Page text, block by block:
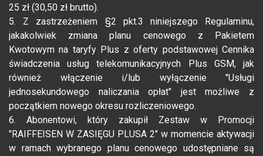
25 zł (30,50 zł brutto).
5. Z zastrzeżeniem §2 pkt.3 niniejszego Regulaminu,
jakakolwiek zmiana planu cenowego z Pakietem
Kwotowym na taryfy Plus z oferty podstawowej Cennika
świadczenia usług telekomunikacyjnych Plus GSM, jak
również włączenie i/lub wyłączenie "Usługi
jednosekundowego naliczania opłat" jest możliwe z
początkiem nowego okresu rozliczeniowego.
6. Abonentowi, który zakupił Zestaw w Promocji
"RAIFFEISEN W ZASIĘGU PLUSA 2" w momencie aktywacji
w ramach wybranego planu cenowego udostępniane są